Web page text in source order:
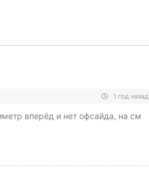
1 год назад
вперёд и нет офсайда, на см